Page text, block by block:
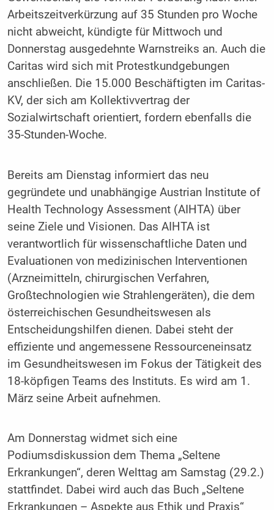
Arbeitszeitverkürzung auf 35 Stunden pro Woche
nicht abweicht, kündigte für Mittwoch und
Donnerstag ausgedehnte Warnstreiks an. Auch die
Caritas wird sich mit Protestkundgebungen
anschließen. Die 15.000 Beschäftigten im Caritas-
KV, der sich am Kollektivvertrag der
Sozialwirtschaft orientiert, fordern ebenfalls die
35-Stunden-Woche.
Bereits am Dienstag informiert das neu
gegründete und unabhängige Austrian Institute of
Health Technology Assessment (AIHTA) über
seine Ziele und Visionen. Das AIHTA ist
verantwortlich für wissenschaftliche Daten und
Evaluationen von medizinischen Interventionen
(Arzneimitteln, chirurgischen Verfahren,
Großtechnologien wie Strahlengeräten), die dem
österreichischen Gesundheitswesen als
Entscheidungshilfen dienen. Dabei steht der
effiziente und angemessene Ressourceneinsatz
im Gesundheitswesen im Fokus der Tätigkeit des
18-köpfigen Teams des Instituts. Es wird am 1.
März seine Arbeit aufnehmen.
Am Donnerstag widmet sich eine
Podiumsdiskussion dem Thema „Seltene
Erkrankungen“, deren Welttag am Samstag (29.2.)
stattfindet. Dabei wird auch das Buch „Seltene
Erkrankungen – Aspekte aus Ethik und Praxis“